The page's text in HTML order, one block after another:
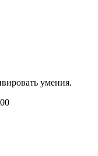
умения.